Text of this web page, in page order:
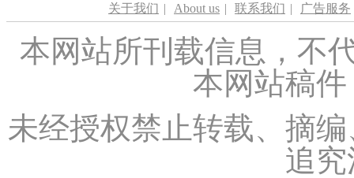
关于我们 | About us | 联系我们 | 广告服务
本网站所刊载信息，不
本网站稿
未经授权禁止转载、摘
追